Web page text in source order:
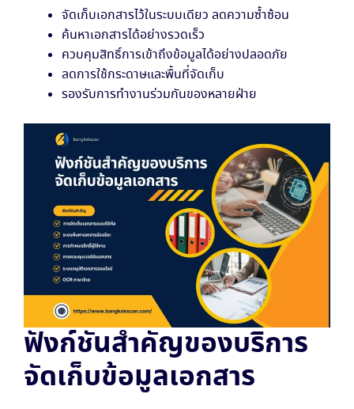
จัดเก็บเอกสารไว้ในระบบเดียว ลดความซ้ำซ้อน
ค้นหาเอกสารได้อย่างรวดเร็ว
ควบคุมสิทธิ์การเข้าถึงข้อมูลได้อย่างปลอดภัย
ลดการใช้กระดาษและพื้นที่จัดเก็บ
รองรับการทำงานร่วมกันของหลายฝ่าย
ฟังก์ชันสำคัญของบริการ
จัดเก็บข้อมูลเอกสาร